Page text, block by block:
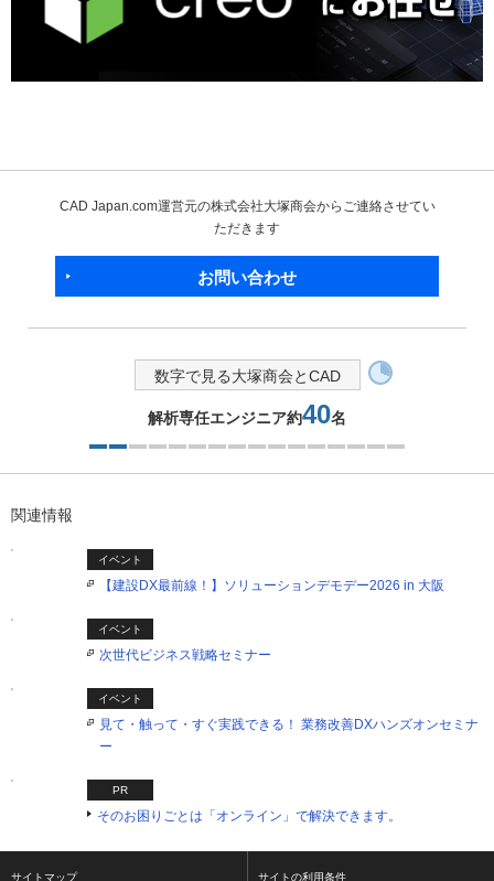
CAD Japan.com運営元の株式会社大塚商会からご連絡させてい
ただきます
お問い合わせ
数字で見る大塚商会とCAD
解析専任エンジニア約40名
関連情報
イベント
【建設DX最前線！】ソリューションデモデー2026 in 大阪
イベント
次世代ビジネス戦略セミナー
イベント
見て・触って・すぐ実践できる！ 業務改善DXハンズオンセミナ
ー
PR
そのお困りごとは「オンライン」で解決できます。
サイトマップ サイトの利用条件